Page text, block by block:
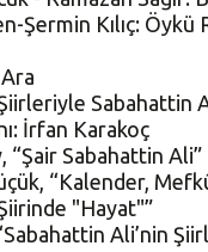
Şermin Kılıç: Öykü
Sabahattin
İrfan Karakoç
“Şair Sabahattin Ali”
“Kalender,
"Hayat"”
Ali’nin